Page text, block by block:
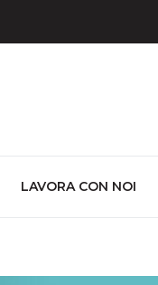
LAVORA CON NOI